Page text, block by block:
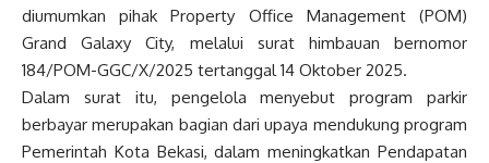
diumumkan pihak Property Office Management (POM)
Grand Galaxy City, melalui surat himbauan bernomor
184/POM-GGC/X/2025 tertanggal 14 Oktober 2025.
Dalam surat itu, pengelola menyebut program parkir
berbayar merupakan bagian dari upaya mendukung program
Pemerintah Kota Bekasi, dalam meningkatkan Pendapatan